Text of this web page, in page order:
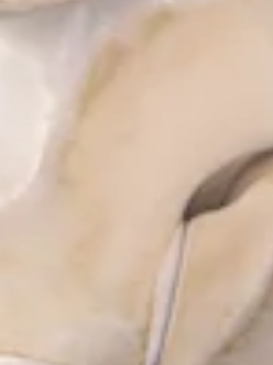
reparo do Aquiles. A Arthrex
e extraído. Ele é